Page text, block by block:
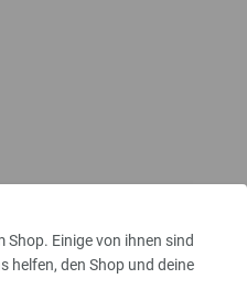
Shop. Einige von ihnen sind
helfen, den Shop und deine